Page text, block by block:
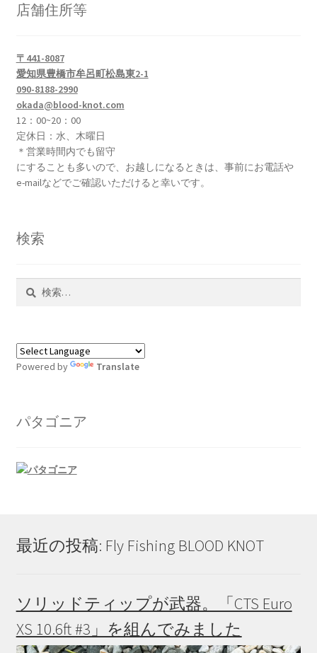
店舗住所等
〒441-8087
愛知県豊橋市牟呂町松島東2-1
090-8188-2990
okada@blood-knot.com
12：00~20：00
定休日：水、木曜日
＊営業時間内でも留守
にすることも多いので、お越しになるときは、事前にお電話や
e-mailなどでご確認いただけると幸いです。
検索
Powered by Translate
パタゴニア
最近の投稿: Fly Fishing BLOOD KNOT
ソリッドティップが武器。「CTS Euro
XS 10.6ft #3」を組んでみました